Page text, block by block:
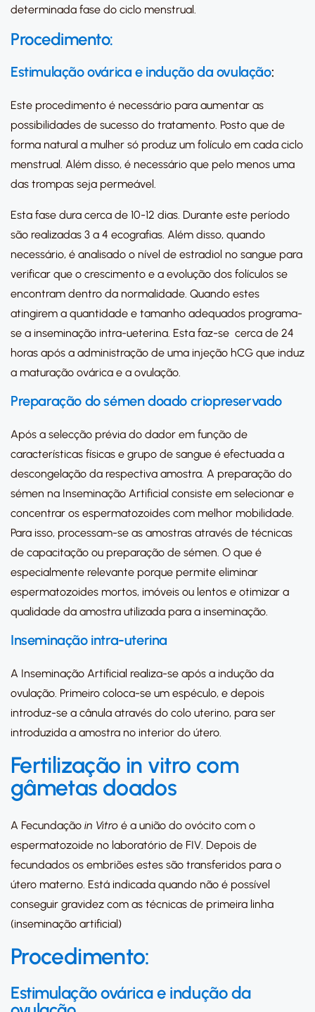
determinada fase do ciclo menstrual.
Procedimento:
Estimulação ovárica e indução da ovulação:
Este procedimento é necessário para aumentar as
possibilidades de sucesso do tratamento. Posto que de
forma natural a mulher só produz um folículo em cada ciclo
menstrual. Além disso, é necessário que pelo menos uma
das trompas seja permeável.
Esta fase dura cerca de 10-12 dias. Durante este período
são realizadas 3 a 4 ecografias. Além disso, quando
necessário, é analisado o nível de estradiol no sangue para
verificar que o crescimento e a evolução dos folículos se
encontram dentro da normalidade. Quando estes
atingirem a quantidade e tamanho adequados programa-
se a inseminação intra-ueterina. Esta faz-se cerca de 24
horas após a administração de uma injeção hCG que induz
a maturação ovárica e a ovulação.
Preparação do sémen doado criopreservado
Após a selecção prévia do dador em função de
características físicas e grupo de sangue é efectuada a
descongelação da respectiva amostra. A preparação do
sémen na Inseminação Artificial consiste em selecionar e
concentrar os espermatozoides com melhor mobilidade.
Para isso, processam-se as amostras através de técnicas
de capacitação ou preparação de sémen. O que é
especialmente relevante porque permite eliminar
espermatozoides mortos, imóveis ou lentos e otimizar a
qualidade da amostra utilizada para a inseminação.
Inseminação intra-uterina
A Inseminação Artificial realiza-se após a indução da
ovulação. Primeiro coloca-se um espéculo, e depois
introduz-se a cânula através do colo uterino, para ser
introduzida a amostra no interior do útero.
Fertilização in vitro com
gâmetas doados
A Fecundação in Vitro é a união do ovócito com o
espermatozoide no laboratório de FIV. Depois de
fecundados os embriões estes são transferidos para o
útero materno. Está indicada quando não é possível
conseguir gravidez com as técnicas de primeira linha
(inseminação artificial)
Procedimento:
Estimulação ovárica e indução da